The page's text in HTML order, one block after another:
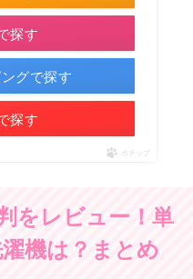
探す
グで探す
探す
ポチップ
をレビュー！単
機は？まとめ